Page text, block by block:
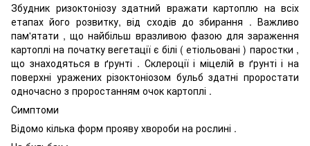
Збудник ризоктоніозу здатний вражати картоплю на всіх
етапах його розвитку, від сходів до збирання . Важливо
пам'ятати , що найбільш вразливою фазою для зараження
картоплі на початку вегетації є білі ( етіольовані ) паростки ,
що знаходяться в ґрунті . Склероції і міцелій в ґрунті і на
поверхні уражених різоктоніозом бульб здатні проростати
одночасно з проростанням очок картоплі .
Симптоми
Відомо кілька форм прояву хвороби на рослині .